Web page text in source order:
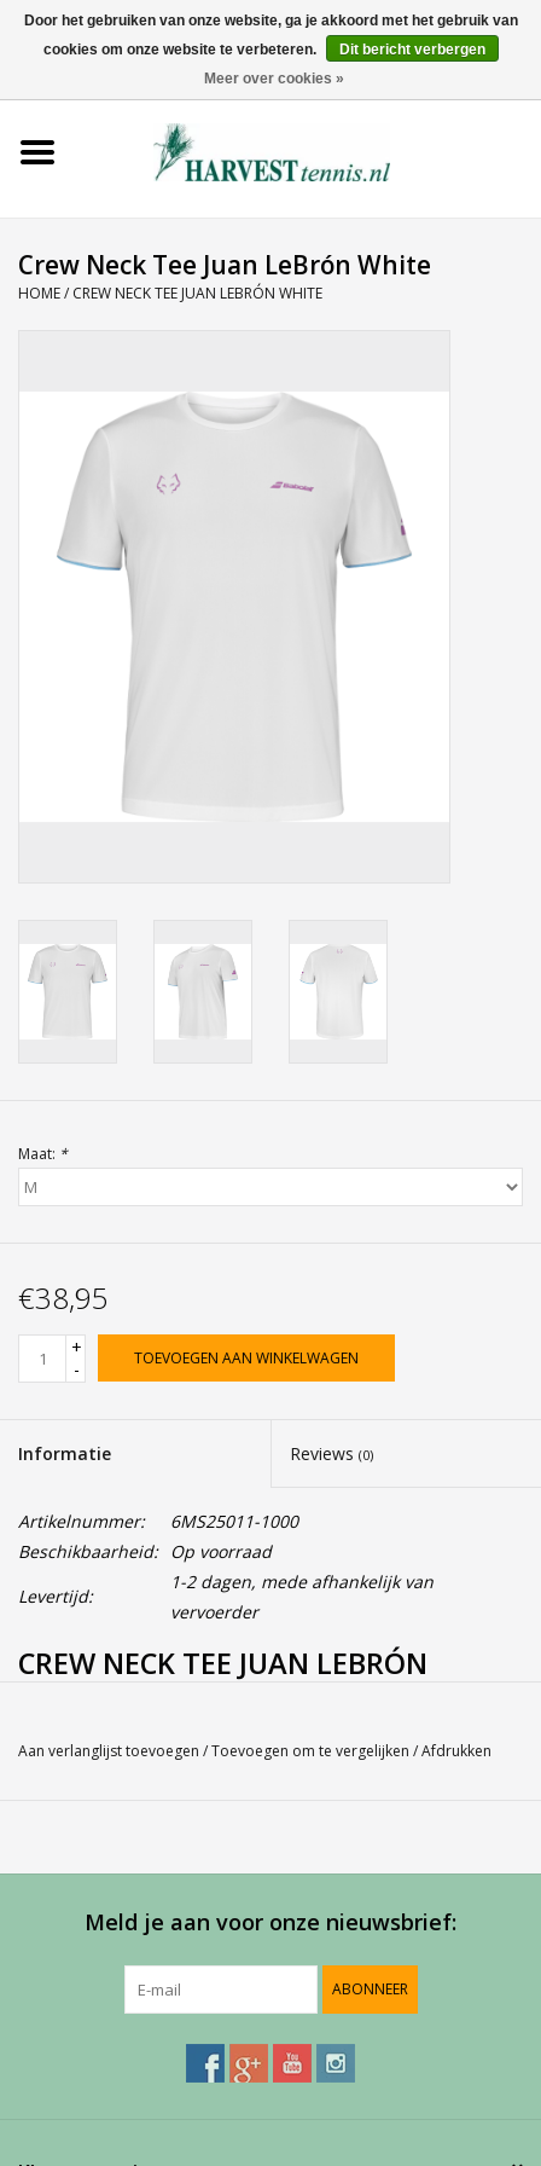
0 Artikelen - €0,00
Tenniskleding
Snaren
Crew Neck Tee Juan LeBrón White
HOME/ CREW NECK TEE JUAN LEBRÓN WHITE
Maat: *
€38,95
+
-
TOEVOEGEN AAN WINKELWAGEN
Informatie Reviews (0)
Artikelnummer:
6MS25011-1000
Beschikbaarheid: Op voorraad
Levertijd:
1-2 dagen, mede afhankelijk van
vervoerder
CREW NECK TEE JUAN LEBRÓN
Service
Aan verlanglijst toevoegen /Toevoegen om te vergelijken /Afdrukken
Meld je aan voor onze nieuwsbrief:
ABONNEER
Door het gebruiken van onze website, ga je akkoord met het gebruik van
cookies om onze website te verbeteren.
Dit bericht verbergen
Meer over cookies »